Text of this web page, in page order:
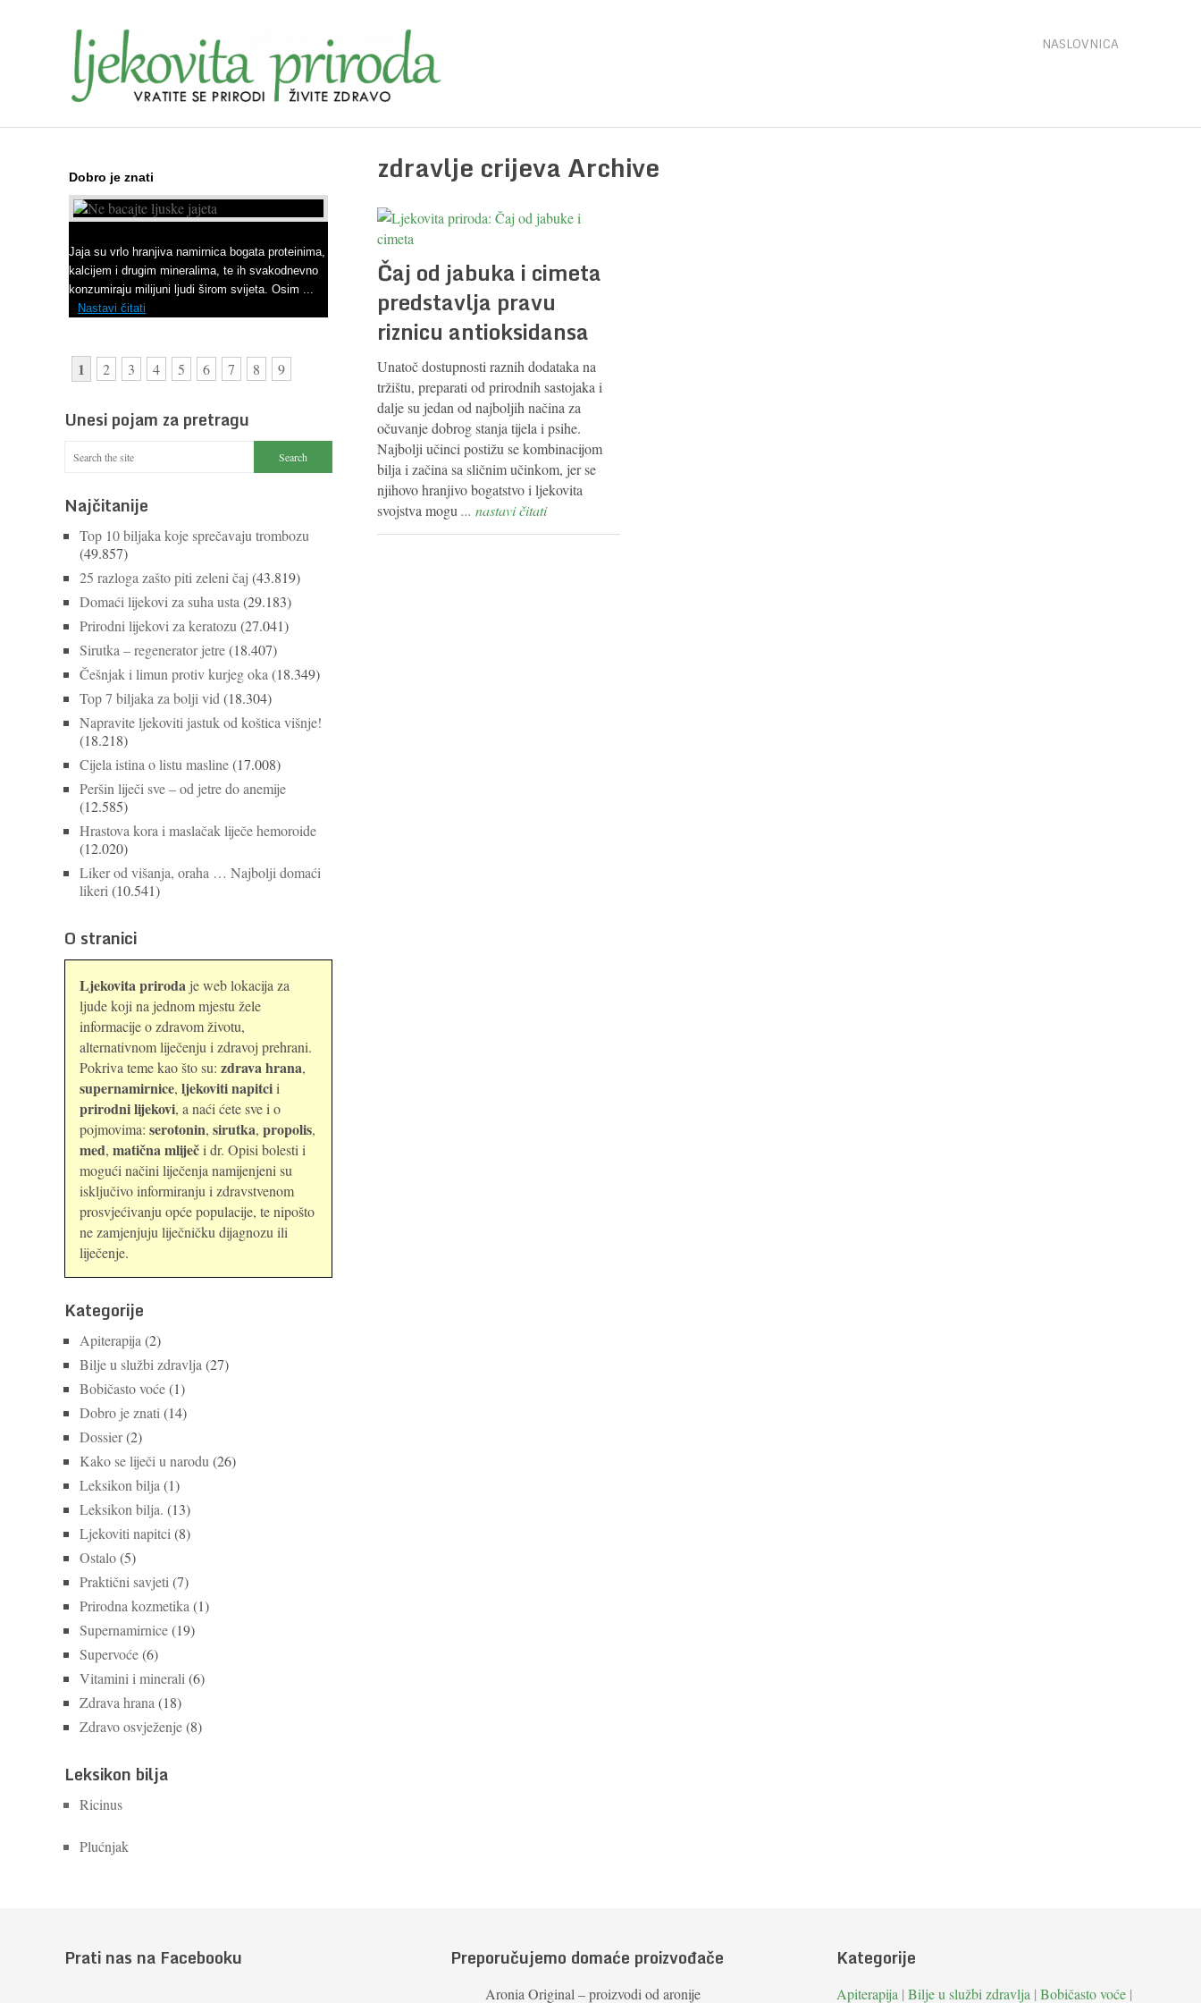
NASLOVNICA
zdravlje crijeva Archive
Čaj od jabuka i cimeta
predstavlja pravu
riznicu antioksidansa
Unatoč dostupnosti raznih dodataka na
tržištu, preparati od prirodnih sastojaka i
dalje su jedan od najboljih načina za
očuvanje dobrog stanja tijela i psihe.
Najbolji učinci postižu se kombinacijom
bilja i začina sa sličnim učinkom, jer se
njihovo hranjivo bogatstvo i ljekovita
svojstva mogu... nastavi čitati
Dobro je znati
Jaja su vrlo hranjiva namirnica bogata proteinima,
kalcijem i drugim mineralima, te ih svakodnevno
konzumiraju milijuni ljudi širom svijeta. Osim ...
Nastavi čitati
1 2 3 4 5 6 7 8 9
Unesi pojam za pretragu
Najčitanije
Top 10 biljaka koje sprečavaju trombozu
(49.857)
25 razloga zašto piti zeleni čaj (43.819)
Domaći lijekovi za suha usta (29.183)
Prirodni lijekovi za keratozu (27.041)
Sirutka – regenerator jetre(18.407)
Češnjak i limun protiv kurjeg oka (18.349)
Top 7 biljaka za bolji vid (18.304)
Napravite ljekoviti jastuk od koštica višnje!
(18.218)
Cijela istina o listu masline(17.008)
Peršin liječi sve – od jetre do anemije
(12.585)
Hrastova kora i maslačak liječe hemoroide
(12.020)
Liker od višanja, oraha … Najbolji domaći
likeri (10.541)
O stranici
Ljekovita priroda je web lokacija za
ljude koji na jednom mjestu žele
informacije o zdravom životu,
alternativnom liječenju i zdravoj prehrani.
Pokriva teme kao što su: zdrava hrana,
supernamirnice, ljekoviti napitcii
prirodni lijekovi, a naći ćete sve i o
pojmovima: serotonin, sirutka, propolis,
med, matična mliječi dr. Opisi bolesti i
mogući načini liječenja namijenjeni su
isključivo informiranju i zdravstvenom
prosvjećivanju opće populacije, te nipošto
ne zamjenjuju liječničku dijagnozu ili
liječenje.
Kategorije
Apiterapija (2)
Bilje u službi zdravlja (27)
Bobičasto voće(1)
Dobro je znati (14)
Dossier(2)
Kako se liječi u narodu (26)
Leksikon bilja (1)
Leksikon bilja. (13)
Ljekoviti napitci (8)
Ostalo(5)
Praktični savjeti (7)
Prirodna kozmetika (1)
Supernamirnice(19)
Supervoće(6)
Vitamini i minerali (6)
Zdrava hrana (18)
Zdravo osvježenje(8)
Leksikon bilja
Ricinus
Plućnjak
Prati nas na Facebooku Preporučujemo domaće proizvođače
Aronia Original – proizvodi od aronije
Kategorije
Apiterapija | Bilje u službi zdravlja | Bobičasto voće |